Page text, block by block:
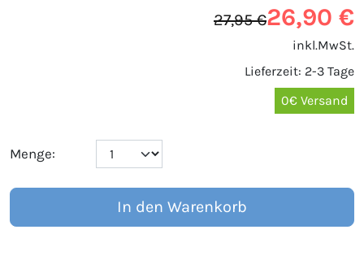
27,95 €26,90 €
inkl.MwSt.
Lieferzeit: 2-3 Tage
0€ Versand
Menge:
In den Warenkorb